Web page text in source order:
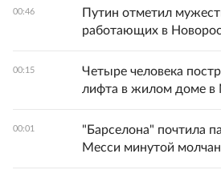
00:46
Путин отметил
работающих в
00:15
Четыре человека
лифта в жилом доме в
00:01
"Барселона" почтила
Месси минутой